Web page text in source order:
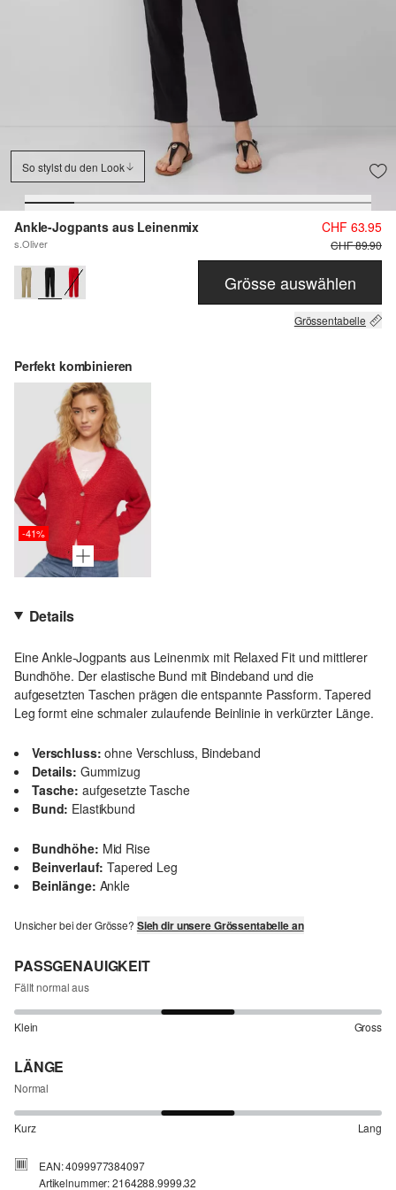
So stylst du den Look
Ankle-Jogpants aus Leinenmix
s.Oliver
CHF 63.95
CHF 89.90
Grösse auswählen
Grössentabelle
Perfekt kombinieren
-41%
Details
Eine Ankle-Jogpants aus Leinenmix mit Relaxed Fit und mittlerer
Bundhöhe. Der elastische Bund mit Bindeband und die
aufgesetzten Taschen prägen die entspannte Passform. Tapered
Leg formt eine schmaler zulaufende Beinlinie in verkürzter Länge.
Verschluss: ohne Verschluss, Bindeband
Details: Gummizug
Tasche: aufgesetzte Tasche
Bund: Elastikbund
Bundhöhe: Mid Rise
Beinverlauf: Tapered Leg
Beinlänge: Ankle
Unsicher bei der Grösse? Sieh dir unsere Grössentabelle an
PASSGENAUIGKEIT
Fällt normal aus
Klein Gross
LÄNGE
Normal
Kurz Lang
EAN: 4099977384097
Artikelnummer: 2164288.9999.32